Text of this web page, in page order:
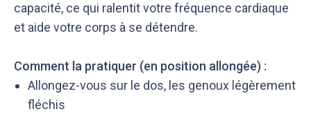
capacité, ce qui ralentit votre fréquence cardiaque
et aide votre corps à se détendre.
Comment la pratiquer (en position allongée) :
Allongez-vous sur le dos, les genoux légèrement
fléchis